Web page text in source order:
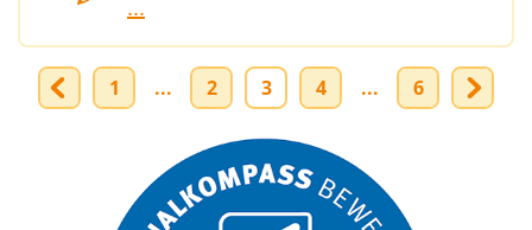
...
1 ... 2 3 4 ... 6